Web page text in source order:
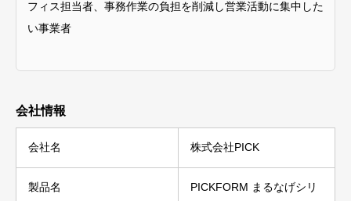
フィス担当者、事務作業の負担を削減し営業活動に集中した
い事業者
会社情報
会社名 株式会社PICK
製品名
PICKFORM まるなげシリ